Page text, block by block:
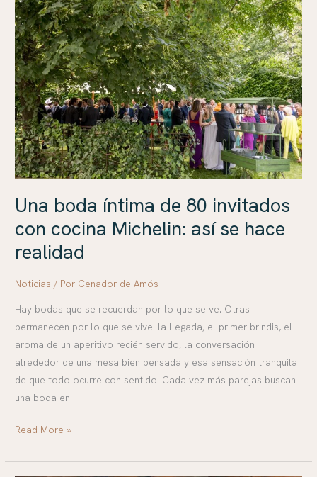
Una boda íntima de 80 invitados
con cocina Michelin: así se hace
realidad
Noticias / Por Cenador de Amós
Hay bodas que se recuerdan por lo que se ve. Otras
permanecen por lo que se vive: la llegada, el primer brindis, el
aroma de un aperitivo recién servido, la conversación
alrededor de una mesa bien pensada y esa sensación tranquila
de que todo ocurre con sentido. Cada vez más parejas buscan
una boda en
boda
íntima
de
80
invitados
con
cocina
Michelin:
así
se
realidad
Read More »